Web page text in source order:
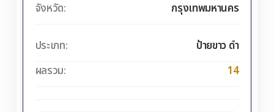
จังหวัด:
กรุงเทพมหานคร
ประเภท:
ป้ายขาว ดำ
ผลรวม:
14